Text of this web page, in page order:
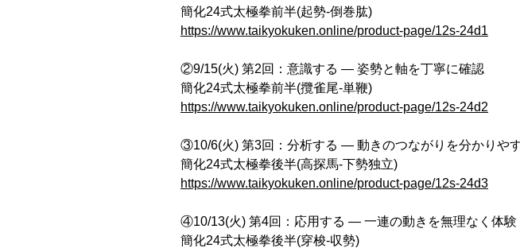
簡化24式太極拳前半(起勢-倒巻肱)
https://www.taikyokuken.online/product-page/12s-24d1
②9/15(火) 第2回：意識する ― 姿勢と軸を丁寧に確認
簡化24式太極拳前半(攬雀尾-単鞭)
https://www.taikyokuken.online/product-page/12s-24d2
③10/6(火) 第3回：分析する ― 動きのつながりを分かりやす
簡化24式太極拳後半(高探馬-下勢独立)
https://www.taikyokuken.online/product-page/12s-24d3
④10/13(火) 第4回：応用する ― 一連の動きを無理なく体験
簡化24式太極拳後半(穿梭-収勢)